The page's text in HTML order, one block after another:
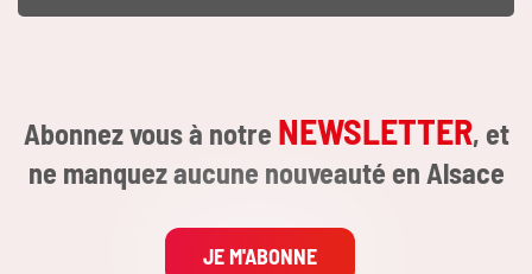
Abonnez vous à notre NEWSLETTER, et
ne manquez aucune nouveauté en Alsace
JE M'ABONNE